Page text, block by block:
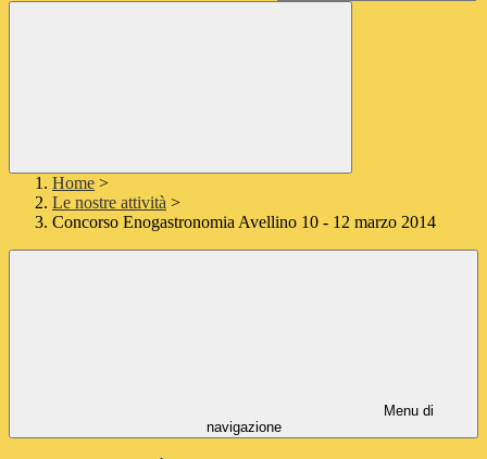
Home >
Le nostre attività >
Concorso Enogastronomia Avellino 10 - 12 marzo 2014
Menu di
navigazione